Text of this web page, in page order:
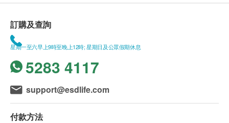
訂購及查詢
星期一至六早上9時至晚上12時; 星期日及公眾假期休息
5283 4117
support@esdlife.com
付款方法